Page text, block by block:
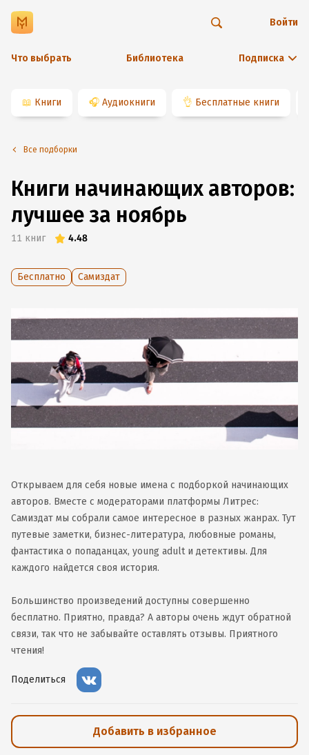
Что выбрать Библиотека Подписка
Войти
📖 Книги 🎧 Аудиокниги 👌 Бесплатные книги
Все подборки
Книги начинающих авторов:
лучшее за ноябрь
11 книг 4.48
Бесплатно Самиздат
Открываем для себя новые имена с подборкой начинающих
авторов. Вместе с модераторами платформы Литрес:
Самиздат мы собрали самое интересное в разных жанрах. Тут
путевые заметки, бизнес-литература, любовные романы,
фантастика о попаданцах, young adult и детективы. Для
каждого найдется своя история.
Большинство произведений доступны совершенно
бесплатно. Приятно, правда? А авторы очень ждут обратной
связи, так что не забывайте оставлять отзывы. Приятного
чтения!
Поделиться
Добавить в избранное